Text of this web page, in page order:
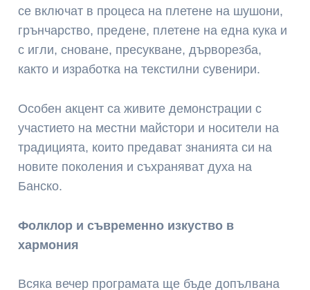
се включат в процеса на плетене на шушони,
грънчарство, предене, плетене на една кука и
с игли, сноване, пресукване, дърворезба,
както и изработка на текстилни сувенири.
Особен акцент са живите демонстрации с
участието на местни майстори и носители на
традицията, които предават знанията си на
новите поколения и съхраняват духа на
Банско.
Фолклор и съвременно изкуство в
хармония
Всяка вечер програмата ще бъде допълвана